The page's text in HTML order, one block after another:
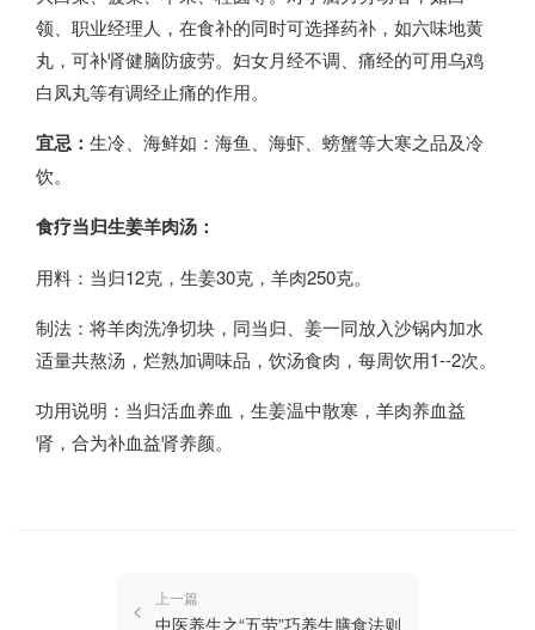
领、职业经理人，在食补的同时可选择药补，如六味地黄
丸，可补肾健脑防疲劳。妇女月经不调、痛经的可用乌鸡
白凤丸等有调经止痛的作用。
宜忌： 生冷、海鲜如：海鱼、海虾、螃蟹等大寒之品及冷
饮。
食疗当归生姜羊肉汤：
用料：当归12克，生姜30克，羊肉250克。
制法：将羊肉洗净切块，同当归、姜一同放入沙锅内加水
适量共熬汤，烂熟加调味品，饮汤食肉，每周饮用1--2次。
功用说明：当归活血养血，生姜温中散寒，羊肉养血益
肾，合为补血益肾养颜。
上一篇
中医养生之“五劳”巧养生膳食法则